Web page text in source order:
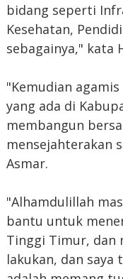
bidang seperti
Kesehatan,
sebagainya," kata
"Kemudian
yang ada di
membangun
mensejahterakan
Asmar.
"Alhamdulillah
bantu untuk
Tinggi Timur, dan
lakukan, dan